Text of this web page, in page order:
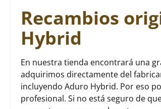
Recambios
Hybrid
En nuestra tienda encontrará una
adquirimos directamente del
incluyendo Aduro Hybrid. Por eso
profesional. Si no está seguro de